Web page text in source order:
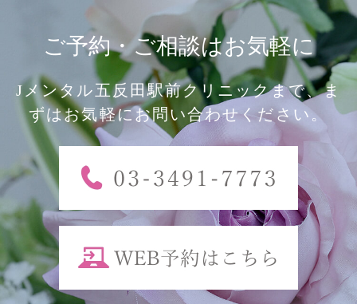
ご予約・ご相談はお気軽に
Jメンタル五反田駅前クリニックまで、ま
ずはお気軽にお問い合わせください。